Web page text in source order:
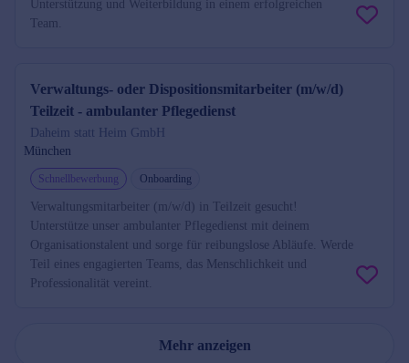
Unterstützung und Weiterbildung in einem erfolgreichen
Team.
Verwaltungs- oder Dispositionsmitarbeiter (m/w/d)
Teilzeit - ambulanter Pflegedienst
Daheim statt Heim GmbH
München
Schnellbewerbung Onboarding
Verwaltungsmitarbeiter (m/w/d) in Teilzeit gesucht!
Unterstütze unser ambulanter Pflegedienst mit deinem
Organisationstalent und sorge für reibungslose Abläufe. Werde
Teil eines engagierten Teams, das Menschlichkeit und
Professionalität vereint.
Mehr anzeigen